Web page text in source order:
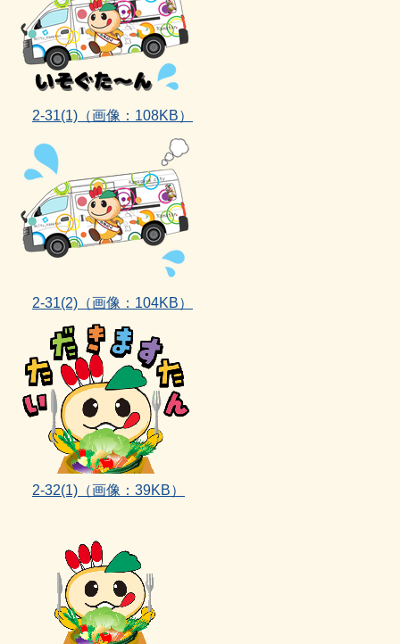
2‐31(1) （画像：108KB）
2‐31(2) （画像：104KB）
2-32(1) （画像：39KB）